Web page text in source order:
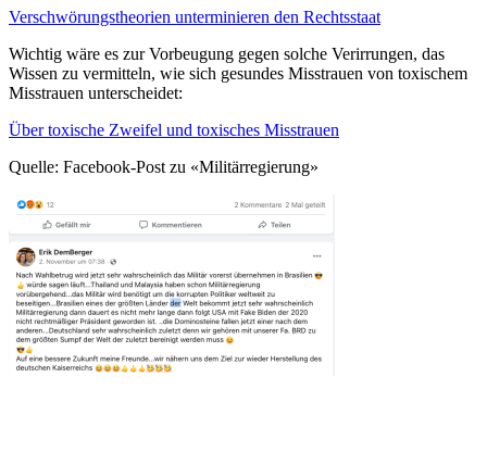
Verschwörungstheorien unterminieren den Rechtsstaat
Wichtig wäre es zur Vorbeugung gegen solche Verirrungen, das
Wissen zu vermitteln, wie sich gesundes Misstrauen von toxischem
Misstrauen unterscheidet:
Über toxische Zweifel und toxisches Misstrauen
Quelle: Facebook-Post zu «Militärregierung»